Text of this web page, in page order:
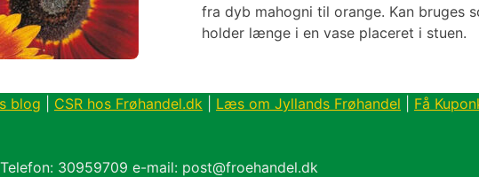
fra dyb mahogni til orange. Kan bruges
holder længe i en vase placeret i stuen.
blog CSR hos Frøhandel.dk Læs om Jyllands Frøhandel
Få
30959709 e-mail: post@froehandel.dk